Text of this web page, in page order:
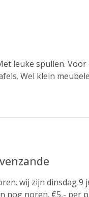
leuke spullen.
Wel klein
wij zijn dinsdag 9
nog noren. €5,- per